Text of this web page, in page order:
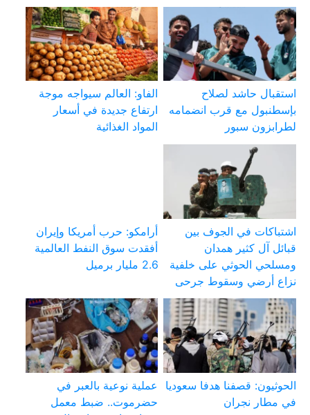
استقبال حاشد لصلاح
بإسطنبول مع قرب انضمامه
لطرابزون سبور
الفاو: العالم سيواجه موجة
ارتفاع جديدة في أسعار
المواد الغذائية
اشتباكات في الجوف بين
قبائل آل كثير همدان
ومسلحي الحوثي على خلفية
نزاع أرضي وسقوط جرحى
أرامكو: حرب أمريكا وإيران
أفقدت سوق النفط العالمية
2.6 مليار برميل
الحوثيون: قصفنا هدفا سعوديا
في مطار نجران
عملية نوعية بالعبر في
حضرموت.. ضبط معمل